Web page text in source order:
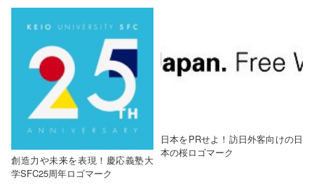
創造力や未来を表現！慶応義塾大
学SFC25周年ロゴマーク
日本をPRせよ！訪日外客向けの日
本の桜ロゴマーク